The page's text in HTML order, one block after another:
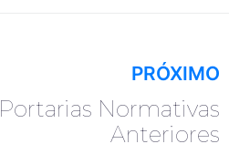
PRÓXIMO
Portarias Normativas
Anteriores